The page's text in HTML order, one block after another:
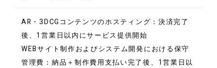
AR・3DCGコンテンツのホスティング：決済完了
後、1営業日以内にサービス提供開始
WEBサイト制作およびシステム開発における保守
管理費：納品＋制作費用支払い完了後、1営業日以